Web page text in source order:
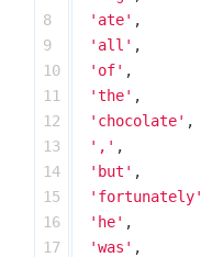
8
9
10
11
12
13
14
15
16
17
'ate' ,
'all' ,
'of' ,
'the' ,
'chocolate' ,
',' ,
'but' ,
'fortunately'
'he' ,
'was' ,